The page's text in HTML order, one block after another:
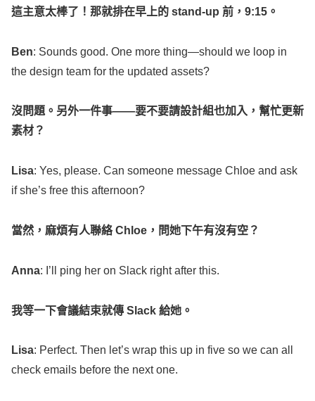
這主意太棒了！那就排在早上的 stand-up 前， 9:15 。
Ben: Sounds good. One more thing—should we loop in
the design team for the updated assets?
沒問題。另外一件事——要不要請設計組也加入，幫忙更新
素材？
Lisa: Yes, please. Can someone message Chloe and ask
if she’s free this afternoon?
當然，麻煩有人聯絡 Chloe ，問她下午有沒有空？
Anna: I’ll ping her on Slack rightafter this.
我等一下會議結束就傳 Slack 給她。
Lisa: Perfect. Then let’s wrap this up in five so we can all
check emails before the nextone.